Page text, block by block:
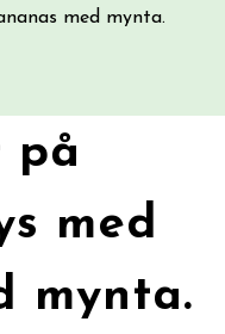
med mynta.
på
med
mynta.